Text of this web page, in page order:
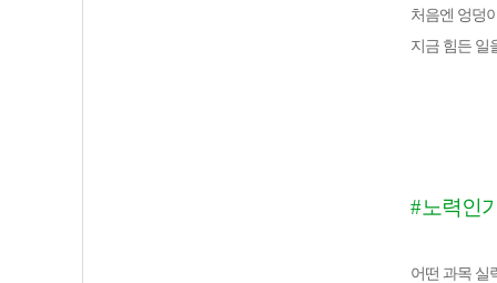
처음엔 엉덩
지금 힘든 일
#노력인
어떤 과목 실